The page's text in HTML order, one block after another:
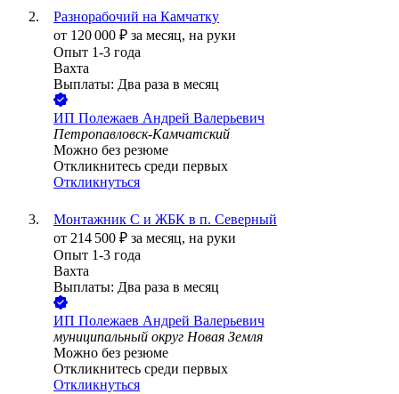
Разнорабочий на Камчатку
от 120 000 ₽ за месяц, на руки
Опыт 1-3 года
Вахта
Выплаты: Два раза в месяц
ИП Полежаев Андрей Валерьевич
Петропавловск-Камчатский
Можно без резюме
Откликнитесь среди первых
Откликнуться
Монтажник С и ЖБК в п. Северный
от 214 500 ₽ за месяц, на руки
Опыт 1-3 года
Вахта
Выплаты: Два раза в месяц
ИП Полежаев Андрей Валерьевич
муниципальный округ Новая Земля
Можно без резюме
Откликнитесь среди первых
Откликнуться